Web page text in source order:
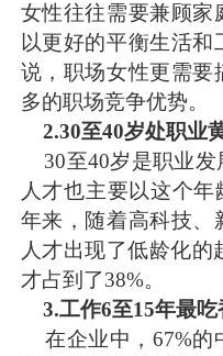
女性往往需要兼顾家
以更好的平衡生活
说，职场女性更需要
多的职场竞争优势。
2.30至40岁处职业
30至40岁是职业发
人才也主要以这个
年来，随着高科技、
人才出现了低龄化的
才占到了38%。
3.工作6至15年最吃
在企业中，67%的